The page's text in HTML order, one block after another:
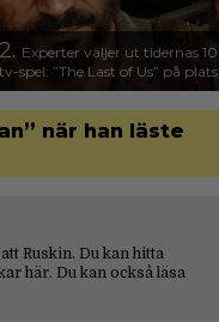
2. Experter väljer ut tidernas
tv-spel: ”The Last of Us” på
när han läste
Ruskin. Du kan hitta
här. Du kan också läsa